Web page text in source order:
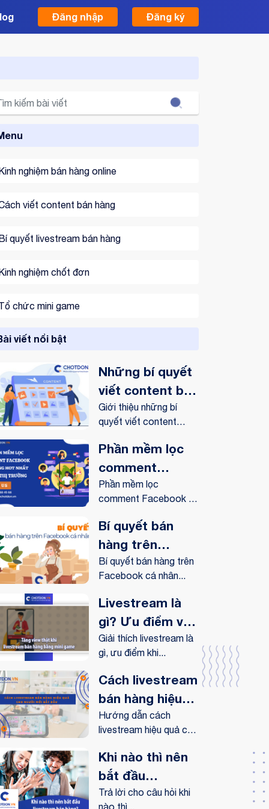
Đăng nhập Đăng ký
Search
nghiệm bán hàng online
viết content bán hàng
quyết livestream bán hàng
nghiệm chốt đơn
chức mini game
viết nổi bật
Những bí quyết
viết content bán
hàng online trên
Facebook
Giới thiệu những bí
quyết viết content
Phần mềm lọc
comment
Facebook tự
động hot nhất
trên thị trường
Phần mềm lọc
comment Facebook tự
Bí quyết bán
hàng trên
Facebook cá
nhân hiệu quả
Bí quyết bán hàng trên
Facebook cá nhân...
Livestream là
gì? Ưu điểm và
lợi ích
livestream
mang lại như
thế nào?
Giải thích livestream là
gì, ưu điểm khi...
Cách livestream
bán hàng hiệu
quả cho người
mới bắt đầu
Hướng dẫn cách
livestream hiệu quả cho
Khi nào thì nên
bắt đầu
livestream bán
Trả lời cho câu hỏi khi
nào thì...